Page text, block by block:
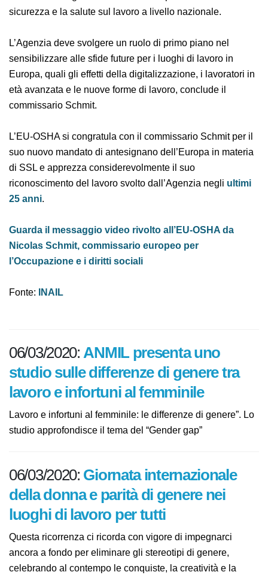
divulgare la conoscenza e promuovere la sicurezza e la
L’Agenzia deve svolgere un ruolo di primo piano nel
sensibilizzare alle sfide future per i luoghi di lavoro in
Europa, quali gli effetti della digitalizzazione, i lavoratori
in età avanzata e le nuove forme di lavoro, conclude il
L’EU-OSHA si congratula con il commissario Schmit per
il suo nuovo mandato di antesignano dell’Europa in
materia di SSL e apprezza considerevolmente il suo
riconoscimento del lavoro svolto dall’Agenzia
Guarda il messaggio video rivolto all’EU-OSHA da
Nicolas Schmit, commissario europeo per
06/03/2020:ANMIL presenta uno
studio sulle differenze di genere tra
lavoro e infortuni al femminile
Lavoro e infortuni al femminile: le differenze di genere”.
06/03/2020:Giornata internazionale
della donna e parità di genere nei
luoghi di lavoro per tutti
Questa ricorrenza ci ricorda con vigore di impegnarci
ancora a fondo per eliminare gli stereotipi di genere,